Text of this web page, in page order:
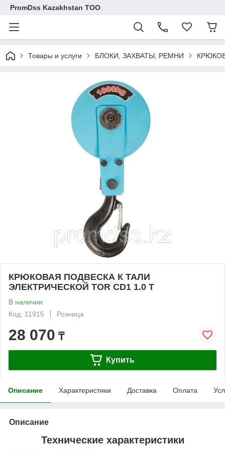
PromDss Kazakhstan TOO
Товары и услуги БЛОКИ, ЗАХВАТЫ, РЕМНИ
КРЮКОВАЯ ПОДВЕСКА К ТАЛИ
ЭЛЕКТРИЧЕСКОЙ TOR CD1 1.0 T
В наличии
Код: 11915
Розница
28 070 ₸
Купить
Описание Характеристики Доставка Оплата
Описание
Технические характеристики